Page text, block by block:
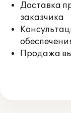
Доставка
заказчика
Продажа